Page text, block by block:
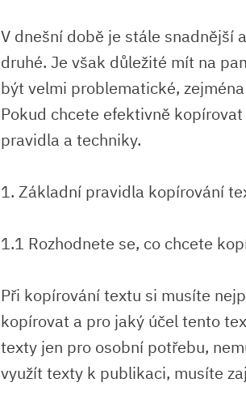
V dnešní době je stále snadnější
druhé. Je však důležité mít na
být velmi problematické,
Pokud chcete efektivně
pravidla a techniky.
1. Základní pravidla kopírování
1.1 Rozhodnete se, co chcete
Při kopírování textu si musíte
kopírovat a pro jaký účel tento
texty jen pro osobní potřebu,
využít texty k publikaci, musíte